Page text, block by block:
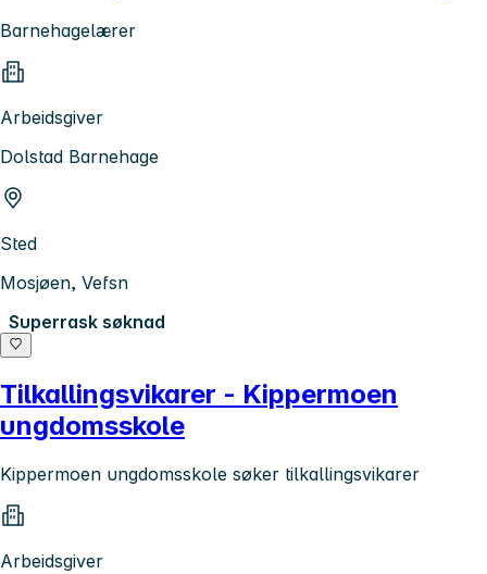
Barnehagelærer
Arbeidsgiver
Dolstad Barnehage
Sted
Mosjøen, Vefsn
Superrask søknad
Tilkallingsvikarer - Kippermoen
ungdomsskole
Kippermoen ungdomsskole søker tilkallingsvikarer
Arbeidsgiver